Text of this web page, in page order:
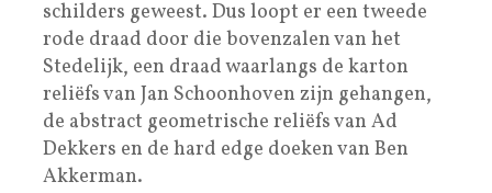
schilders geweest. Dus loopt er een tweede
rode draad door die bovenzalen van het
Stedelijk, een draad waarlangs de karton
reliëfs van Jan Schoonhoven zijn gehangen,
de abstract geometrische reliëfs van Ad
Dekkers en de hard edge doeken van Ben
Akkerman.